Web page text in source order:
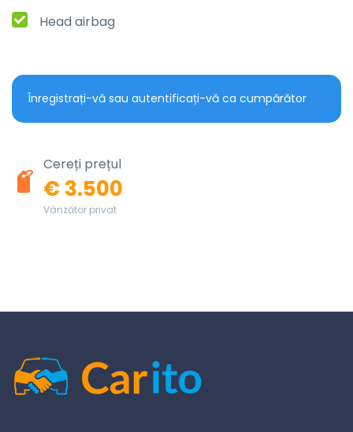
Head airbag
Înregistrați-vă sau autentificați-vă ca cumpărător
Cereți prețul
€ 3.500
Vânzător privat